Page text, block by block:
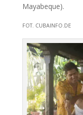
Mayabeque).
FOT. CUBAINFO.DE